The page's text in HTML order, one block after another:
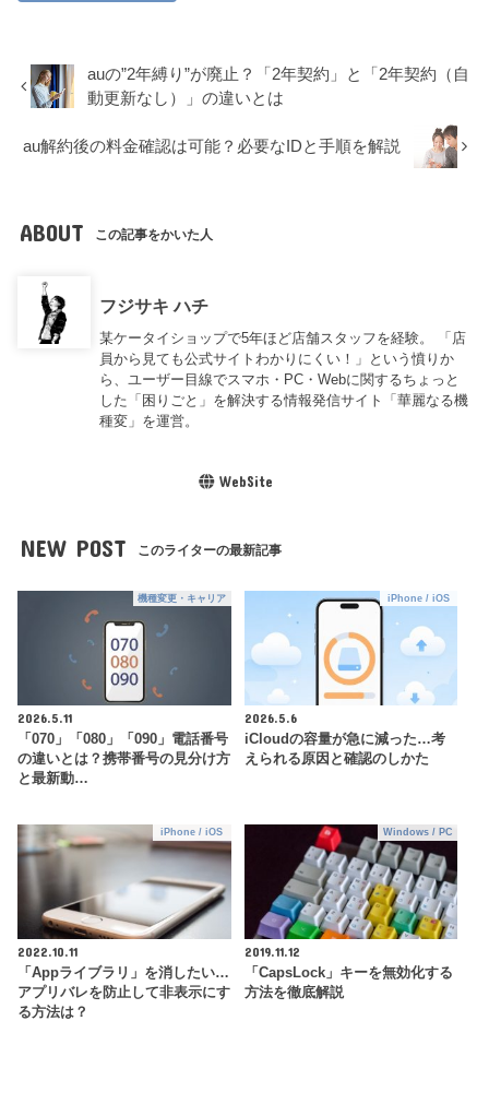
auの”2年縛り”が廃止？「2年契約」と「2年契約（自
動更新なし）」の違いとは
au解約後の料金確認は可能？必要なIDと手順を解説
ABOUT この記事をかいた人
フジサキ ハチ
某ケータイショップで5年ほど店舗スタッフを経験。 「店
員から見ても公式サイトわかりにくい！」という憤りか
ら、ユーザー目線でスマホ・PC・Webに関するちょっと
した「困りごと」を解決する情報発信サイト「華麗なる機
種変」を運営。
WebSite
NEW POST このライターの最新記事
機種変更・キャリア
2026.5.11
「070」「080」「090」電話番号
の違いとは？携帯番号の見分け方
と最新動…
iPhone / iOS
2026.5.6
iCloudの容量が急に減った…考
えられる原因と確認のしかた
iPhone / iOS
2022.10.11
「Appライブラリ」を消したい…
アプリバレを防止して非表示にす
る方法は？
Windows / PC
2019.11.12
「CapsLock」キーを無効化する
方法を徹底解説